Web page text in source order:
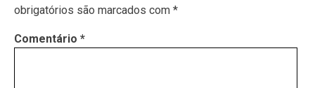
obrigatórios são marcados com *
Comentário *